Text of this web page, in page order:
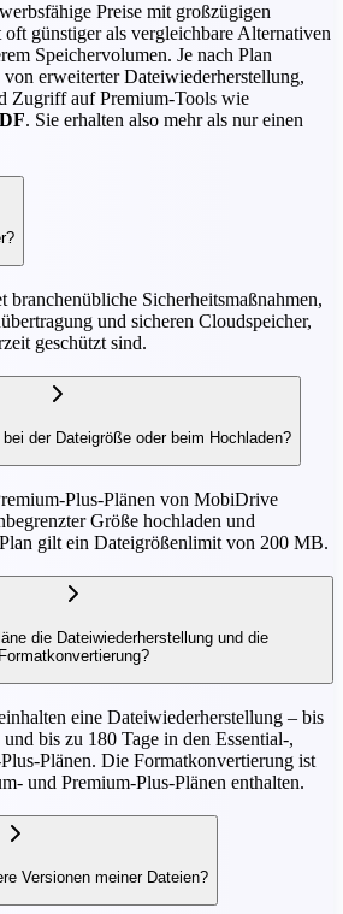
Preise mit großzügigen
oft günstiger als vergleichbare Alternativen
Speichervolumen. Je nach Plan
von erweiterter Dateiwiederherstellung,
Zugriff auf Premium-Tools wie
. Sie erhalten also mehr als nur einen
branchenübliche Sicherheitsmaßnahmen,
und sicheren Cloudspeicher,
geschützt sind.
bei der Dateigröße oder beim Hochladen?
Plus-Plänen von MobiDrive
Größe hochladen und
Plan gilt ein Dateigrößenlimit von 200 MB.
die Dateiwiederherstellung und die
Formatkonvertierung?
eine Dateiwiederherstellung – bis
und bis zu 180 Tage in den Essential-,
Plus-Plänen. Die Formatkonvertierung ist
und Premium-Plus-Plänen enthalten.
Versionen meiner Dateien?